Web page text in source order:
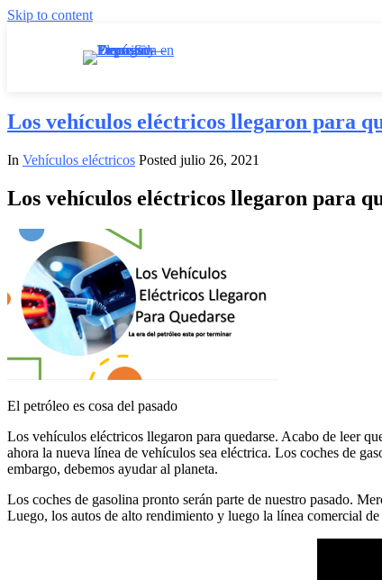
Skip to content
Los vehículos eléctricos llegaron para
In Vehículos eléctricos Posted julio 26, 2021
Los vehículos eléctricos llegaron para
El petróleo es cosa del pasado
Los vehículos eléctricos llegaron para quedarse. Acabo de leer
ahora la nueva línea de vehículos sea eléctrica. Los coches de
embargo, debemos ayudar al planeta.
Los coches de gasolina pronto serán parte de nuestro pasado.
Luego, los autos de alto rendimiento y luego la línea comercial